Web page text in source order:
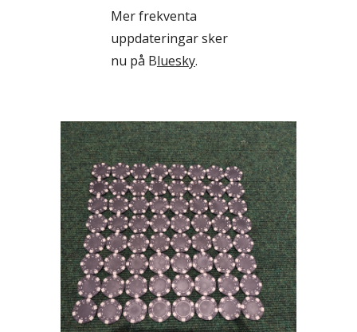
Mer frekventa
uppdateringar sker
nu på Bluesky.